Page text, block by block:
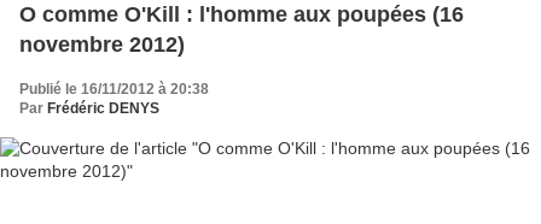
O comme O'Kill : l'homme aux poupées (16
novembre 2012)
Publié le 16/11/2012 à 20:38
Par Frédéric DENYS